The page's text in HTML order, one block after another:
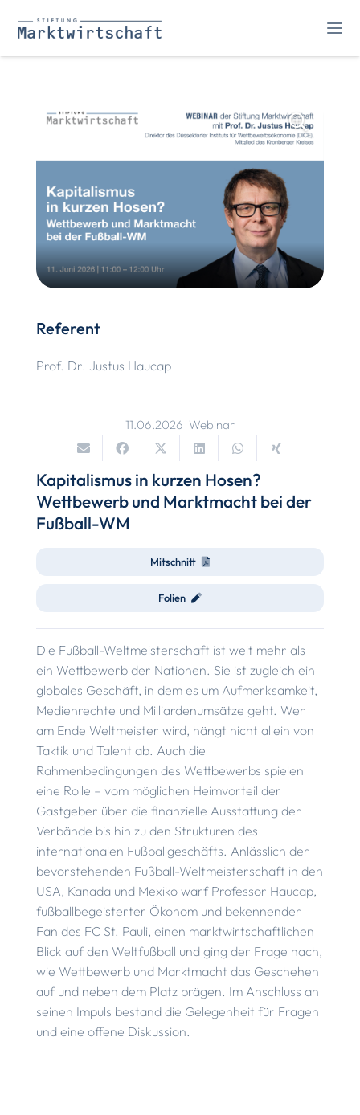
Referent
Prof. Dr. Justus Haucap
11.06.2026 Webinar
Kapitalismus in kurzen Hosen?
Wettbewerb und Marktmacht bei der
Fußball-WM
Mitschnitt
Folien
Die Fußball-Weltmeisterschaft ist weit mehr als
ein Wettbewerb der Nationen. Sie ist zugleich ein
globales Geschäft, in dem es um Aufmerksamkeit,
Medienrechte und Milliardenumsätze geht. Wer
am Ende Weltmeister wird, hängt nicht allein von
Taktik und Talent ab. Auch die
Rahmenbedingungen des Wettbewerbs spielen
eine Rolle – vom möglichen Heimvorteil der
Gastgeber über die finanzielle Ausstattung der
Verbände bis hin zu den Strukturen des
internationalen Fußballgeschäfts. Anlässlich der
bevorstehenden Fußball-Weltmeisterschaft in den
USA, Kanada und Mexiko warf Professor Haucap,
fußballbegeisterter Ökonom und bekennender
Fan des FC St. Pauli, einen marktwirtschaftlichen
Blick auf den Weltfußball und ging der Frage nach,
wie Wettbewerb und Marktmacht das Geschehen
auf und neben dem Platz prägen. Im Anschluss an
seinen Impuls bestand die Gelegenheit für Fragen
und eine offene Diskussion.